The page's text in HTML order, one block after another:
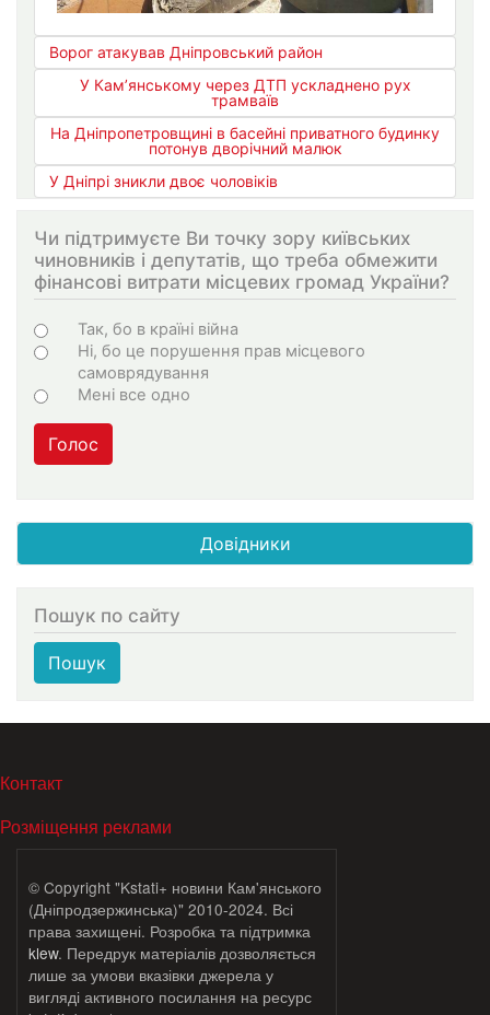
Ворог атакував Дніпровський район
У Кам’янському через ДТП ускладнено рух
трамваїв
На Дніпропетровщині в басейні приватного будинку
потонув дворічний малюк
У Дніпрі зникли двоє чоловіків
Чи підтримуєте Ви точку зору київських
чиновників і депутатів, що треба обмежити
фінансові витрати місцевих громад України?
Варіанти
Так, бо в країні війна
Ні, бо це порушення прав місцевого
самоврядування
Мені все одно
Голос
Довідники
Пошук по сайту
Пошук
МЕНЮ В ПОДВАЛЕ
Контакт
Розміщення реклами
© Copyright "Kstati+ новини Кам'янського
(Дніпродзержинська)" 2010-2024. Всі
права захищені. Розробка та підтримка
klew. Передрук матеріалів дозволяється
лише за умови вказівки джерела у
вигляді активного посилання на ресурс